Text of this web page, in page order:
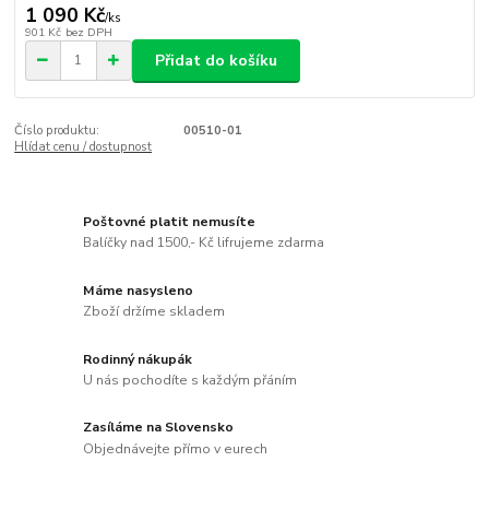
1 090 Kč/ks
901 Kč bez DPH
Přidat do košíku
Číslo produktu:
00510-01
Hlídat cenu / dostupnost
Poštovné platit nemusíte
Balíčky nad 1500,- Kč lifrujeme zdarma
Máme nasysleno
Zboží držíme skladem
Rodinný nákupák
U nás pochodíte s každým přáním
Zasíláme na Slovensko
Objednávejte přímo v eurech